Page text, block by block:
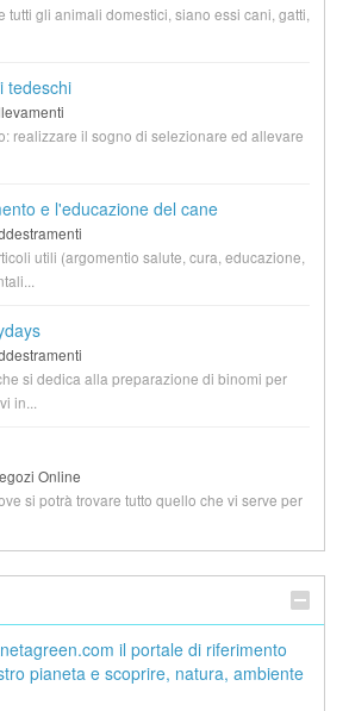
tutti gli animali domestici, siano essi cani, gatti,
tedeschi
realizzare il sogno di selezionare ed allevare
e l'educazione del cane
utili (argomentio salute, cura, educazione,
si dedica alla preparazione di binomi per
in...
Online
si potrà trovare tutto quello che vi serve per
il portale di riferimento
pianeta e scoprire, natura, ambiente